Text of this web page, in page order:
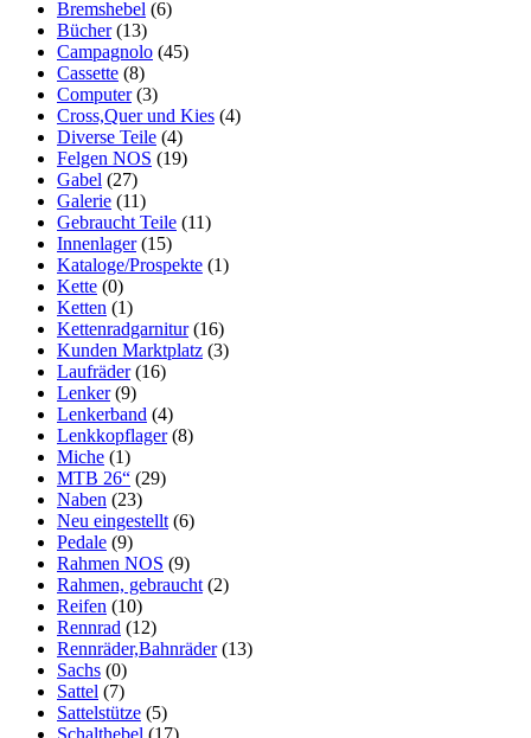
Bremshebel (6)
Bücher (13)
Campagnolo (45)
Cassette (8)
Computer (3)
Cross,Quer und Kies (4)
Diverse Teile (4)
Felgen NOS (19)
Gabel (27)
Galerie (11)
Gebraucht Teile (11)
Innenlager (15)
Kataloge/Prospekte (1)
Kette (0)
Ketten (1)
Kettenradgarnitur (16)
Kunden Marktplatz (3)
Laufräder (16)
Lenker (9)
Lenkerband (4)
Lenkkopflager (8)
Miche (1)
MTB 26“ (29)
Naben (23)
Neu eingestellt (6)
Pedale (9)
Rahmen NOS (9)
Rahmen, gebraucht (2)
Reifen (10)
Rennrad (12)
Rennräder,Bahnräder (13)
Sachs (0)
Sattel (7)
Sattelstütze (5)
Schalthebel (17)